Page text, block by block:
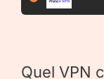
Quel VPN